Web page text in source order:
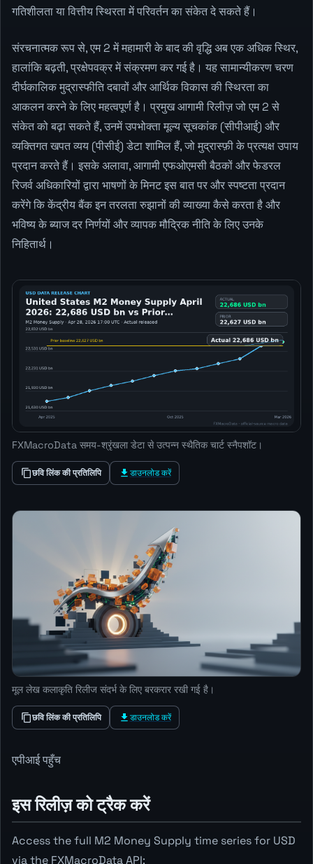
गतिशीलता या वित्तीय स्थिरता में परिवर्तन का संकेत दे सकते हैं।
संरचनात्मक रूप से, एम 2 में महामारी के बाद की वृद्धि अब एक अधिक स्थिर,
हालांकि बढ़ती, प्रक्षेपवक्र में संक्रमण कर गई है। यह सामान्यीकरण चरण
दीर्घकालिक मुद्रास्फीति दबावों और आर्थिक विकास की स्थिरता का
आकलन करने के लिए महत्वपूर्ण है। प्रमुख आगामी रिलीज़ जो एम 2 से
संकेत को बढ़ा सकते हैं, उनमें उपभोक्ता मूल्य सूचकांक (सीपीआई) और
व्यक्तिगत खपत व्यय (पीसीई) डेटा शामिल हैं, जो मुद्रास्फ़ी के प्रत्यक्ष उपाय
प्रदान करते हैं। इसके अलावा, आगामी एफओएमसी बैठकों और फेडरल
रिजर्व अधिकारियों द्वारा भाषणों के मिनट इस बात पर और स्पष्टता प्रदान
करेंगे कि केंद्रीय बैंक इन तरलता रुझानों की व्याख्या कैसे करता है और
भविष्य के ब्याज दर निर्णयों और व्यापक मौद्रिक नीति के लिए उनके
निहितार्थ।
FXMacroData समय-श्रृंखला डेटा से उत्पन्न स्थैतिक चार्ट स्नैपशॉट।
छवि लिंक की प्रतिलिपि डाउनलोड करें
मूल लेख कलाकृति रिलीज संदर्भ के लिए बरकरार रखी गई है।
छवि लिंक की प्रतिलिपि डाउनलोड करें
एपीआई पहुँच
इस रिलीज़ को ट्रैक करें
Access the full M2 Money Supply time series for USD
via the FXMacroData API: